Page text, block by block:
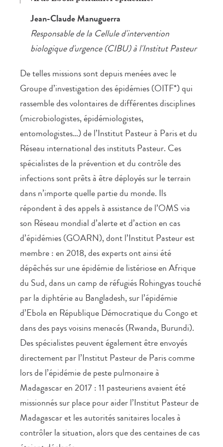
Jean-Claude Manuguerra
Responsable de la Cellule d'intervention
biologique d'urgence (CIBU) à l'Institut Pasteur
De telles missions sont depuis menées avec le
Groupe d’investigation des épidémies (OITF*) qui
rassemble des volontaires de différentes disciplines
(microbiologistes, épidémiologistes,
entomologistes…) de l’Institut Pasteur à Paris et du
Réseau international des instituts Pasteur. Ces
spécialistes de la prévention et du contrôle des
infections sont prêts à être déployés sur le terrain
dans n’importe quelle partie du monde. Ils
répondent à des appels à assistance de l’OMS via
son Réseau mondial d’alerte et d’action en cas
d’épidémies (GOARN), dont l’Institut Pasteur est
membre : en 2018, des experts ont ainsi été
dépêchés sur une épidémie de listériose en Afrique
du Sud, dans un camp de réfugiés Rohingyas touché
par la diphtérie au Bangladesh, sur l’épidémie
d’Ebola en République Démocratique du Congo et
dans des pays voisins menacés (Rwanda, Burundi).
Des spécialistes peuvent également être envoyés
directement par l’Institut Pasteur de Paris comme
lors de l’épidémie de peste pulmonaire à
Madagascar en 2017 : 11 pasteuriens avaient été
missionnés sur place pour aider l’Institut Pasteur de
Madagascar et les autorités sanitaires locales à
contrôler la situation, alors que des centaines de cas